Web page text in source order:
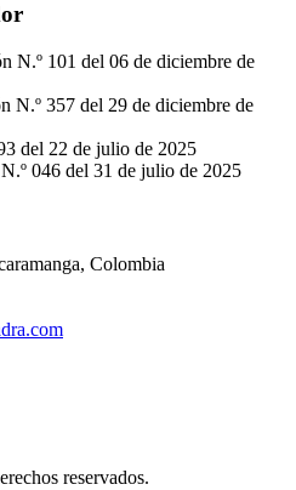
N.º 101 del 06 de diciembre de
N.º 357 del 29 de diciembre de
del 22 de julio de 2025
046 del 31 de julio de 2025
Colombia
reservados.